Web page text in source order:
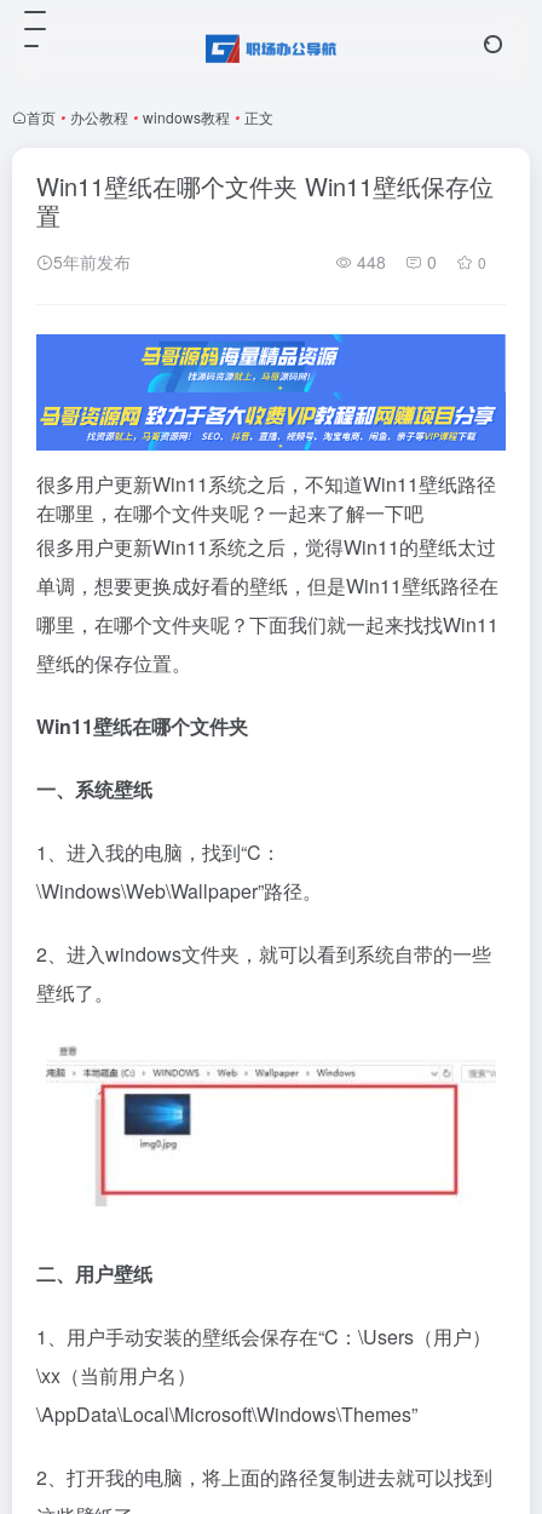
首页 • 办公教程 • windows教程 • 正文
Win11壁纸在哪个文件夹 Win11壁纸保存位
置
5年前发布 448 0 0
很多用户更新Win11系统之后，不知道Win11壁纸路径
在哪里，在哪个文件夹呢？一起来了解一下吧
很多用户更新Win11系统之后，觉得Win11的壁纸太过
单调，想要更换成好看的壁纸，但是Win11壁纸路径在
哪里，在哪个文件夹呢？下面我们就一起来找找Win11
壁纸的保存位置。
Win11壁纸在哪个文件夹
一、系统壁纸
1、进入我的电脑，找到“C：
\Windows\Web\Wallpaper”路径。
2、进入windows文件夹，就可以看到系统自带的一些
壁纸了。
二、用户壁纸
1、用户手动安装的壁纸会保存在“C：\Users（用户）
\xx（当前用户名）
\AppData\Local\Microsoft\Windows\Themes”
2、打开我的电脑，将上面的路径复制进去就可以找到